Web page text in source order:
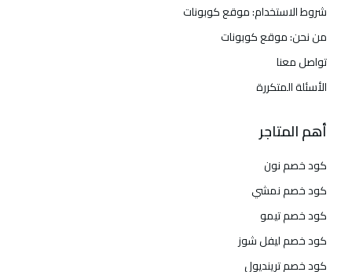
شروط الاستخدام: موقع كوبونات
من نحن: موقع كوبونات
تواصل معنا
الأسئلة المتكررة
أهم المتاجر
كود خصم نون
كود خصم نمشي
كود خصم تيمو
كود خصم ليفل شوز
كود خصم ترينديول